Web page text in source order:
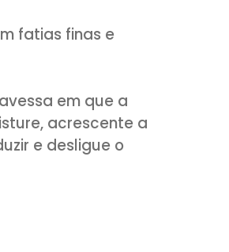
o suco de limão, com
coberto com papel
o caldo da travessa.